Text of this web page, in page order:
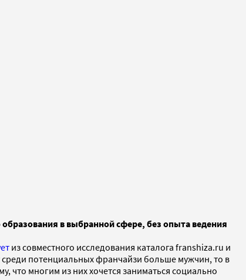
в выбранной сфере, без опыта ведения
из совместного исследования каталога franshiza.ru и
потенциальных франчайзи больше мужчин, то в
что многим из них хочется заниматься социально